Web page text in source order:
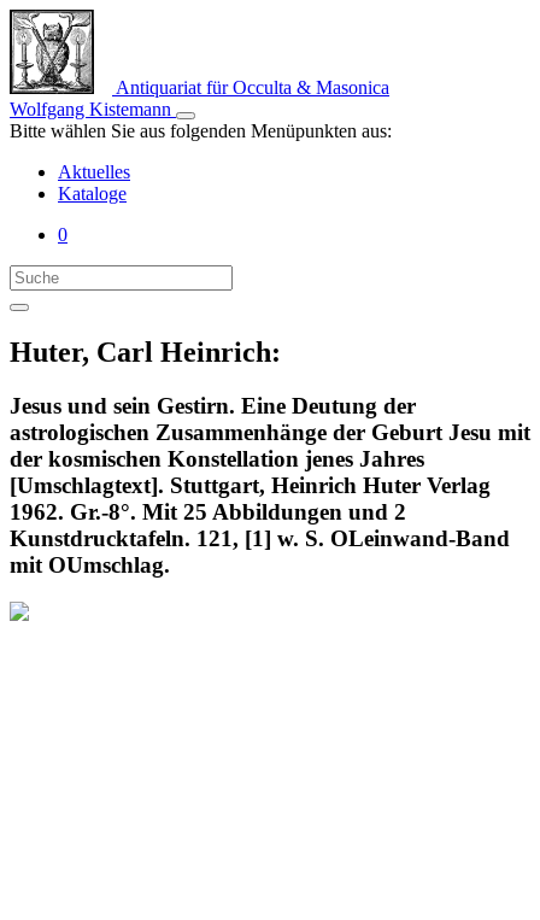
Antiquariat für Occulta & Masonica
Wolfgang Kistemann
Bitte wählen Sie aus folgenden Menüpunkten aus:
Aktuelles
Kataloge
0
Huter, Carl Heinrich:
Jesus und sein Gestirn. Eine Deutung der
astrologischen Zusammenhänge der Geburt Jesu mit
der kosmischen Konstellation jenes Jahres
[Umschlagtext]. Stuttgart, Heinrich Huter Verlag
1962. Gr.-8°. Mit 25 Abbildungen und 2
Kunstdrucktafeln. 121, [1] w. S. OLeinwand-Band
mit OUmschlag.